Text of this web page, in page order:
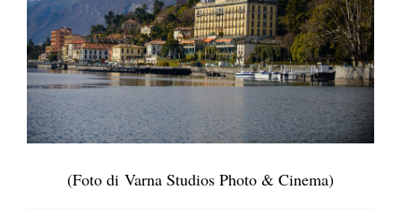
(Foto di Varna Studios Photo & Cinema)